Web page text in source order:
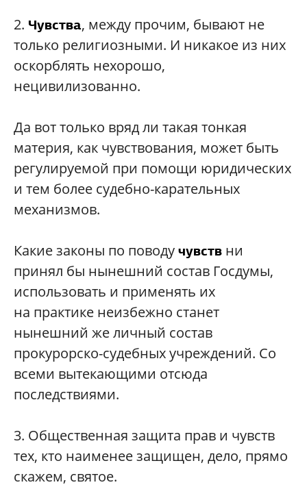
2. Чувства, между прочим, бывают не
только религиозными. И никакое из них
оскорблять нехорошо,
нецивилизованно.
Да вот только вряд ли такая тонкая
материя, как чувствования, может быть
регулируемой при помощи юридических
и тем более судебно-карательных
механизмов.
Какие законы по поводучувств ни
принял бы нынешний состав Госдумы,
использовать и применять их
на практике неизбежно станет
нынешний же личный состав
прокурорско-судебных учреждений. Со
всеми вытекающими отсюда
последствиями.
3. Общественная защита прав и чувств
тех, кто наименее защищен, дело, прямо
скажем, святое.